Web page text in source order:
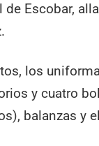
de Escobar,
los
y cuatro
balanzas y